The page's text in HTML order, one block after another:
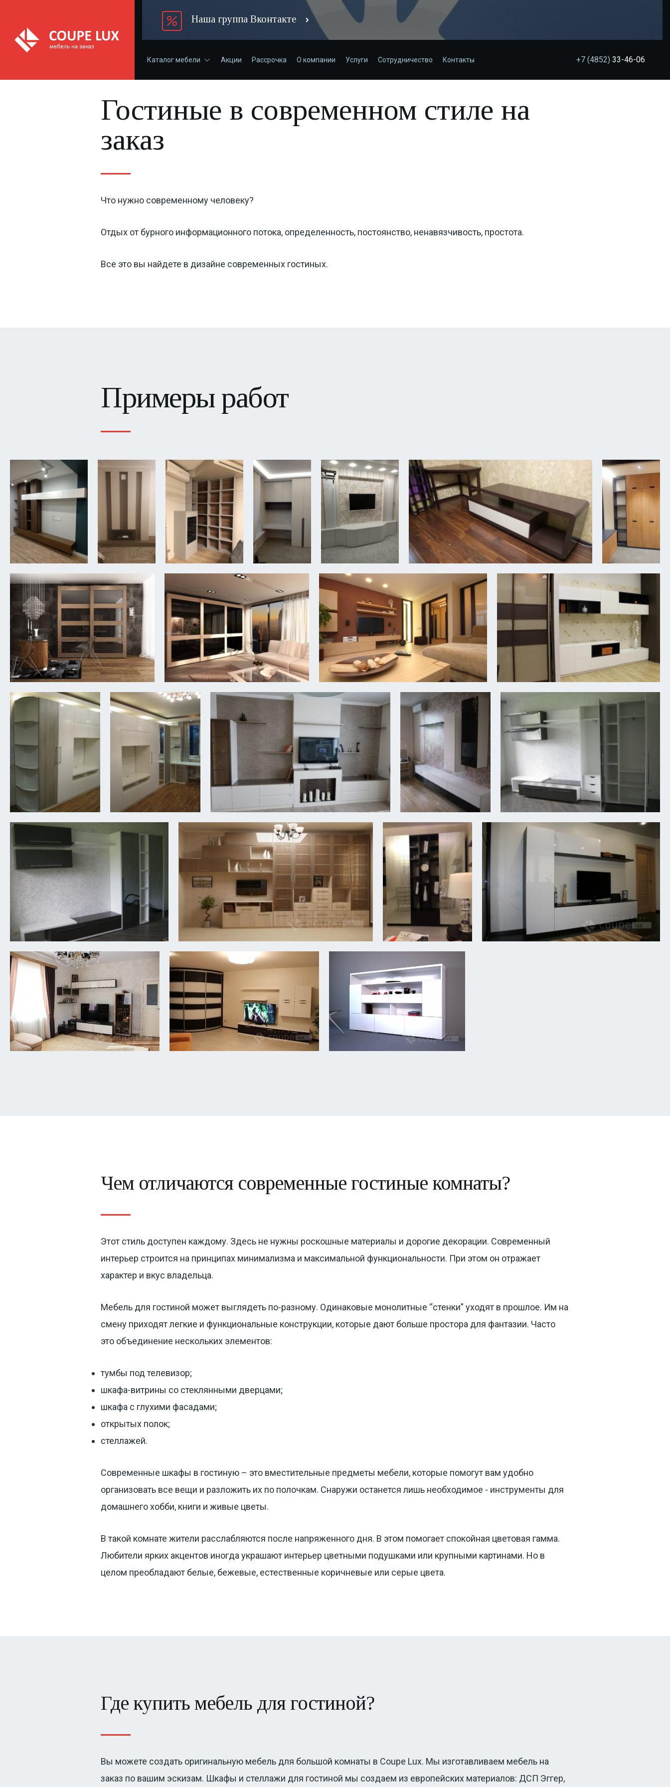
Наша группа Вконтакте
Каталог мебели Акции Рассрочка О компании Услуги Сотрудничество Контакты +7 (4852) 33-46-06
Гостиные в современном стиле на
заказ
Что нужно современному человеку?
Отдых от бурного информационного потока, определенность, постоянство, ненавязчивость, простота.
Все это вы найдете в дизайне современных гостиных.
Примеры работ
Чем отличаются современные гостиные комнаты?
Этот стиль доступен каждому. Здесь не нужны роскошные материалы и дорогие декорации. Современный
интерьер строится на принципах минимализма и максимальной функциональности. При этом он отражает
характер и вкус владельца.
Мебель для гостиной может выглядеть по-разному. Одинаковые монолитные “стенки” уходят в прошлое. Им на
смену приходят легкие и функциональные конструкции, которые дают больше простора для фантазии. Часто
это объединение нескольких элементов:
тумбы под телевизор;
шкафа-витрины со стеклянными дверцами;
шкафа с глухими фасадами;
открытых полок;
стеллажей.
Современные шкафы в гостиную – это вместительные предметы мебели, которые помогут вам удобно
организовать все вещи и разложить их по полочкам. Снаружи останется лишь необходимое - инструменты для
домашнего хобби, книги и живые цветы.
В такой комнате жители расслабляются после напряженного дня. В этом помогает спокойная цветовая гамма.
Любители ярких акцентов иногда украшают интерьер цветными подушками или крупными картинами. Но в
целом преобладают белые, бежевые, естественные коричневые или серые цвета.
Где купить мебель для гостиной?
Вы можете создать оригинальную мебель для большой комнаты в Coupe Lux. Мы изготавливаем мебель на
заказ по вашим эскизам. Шкафы и стеллажи для гостиной мы создаем из европейских материалов: ДСП Эггер,